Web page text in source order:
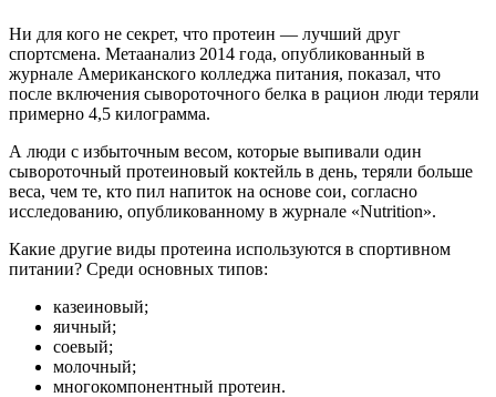
Ни для кого не секрет, что протеин — лучший друг
спортсмена. Метаанализ 2014 года, опубликованный в
журнале Американского колледжа питания, показал, что
после включения сывороточного белка в рацион люди теряли
примерно 4,5 килограмма.
А люди с избыточным весом, которые выпивали один
сывороточный протеиновый коктейль в день, теряли больше
веса, чем те, кто пил напиток на основе сои, согласно
исследованию, опубликованному в журнале «Nutrition».
Какие другие виды протеина используются в спортивном
питании? Среди основных типов:
казеиновый;
яичный;
соевый;
молочный;
многокомпонентный протеин.